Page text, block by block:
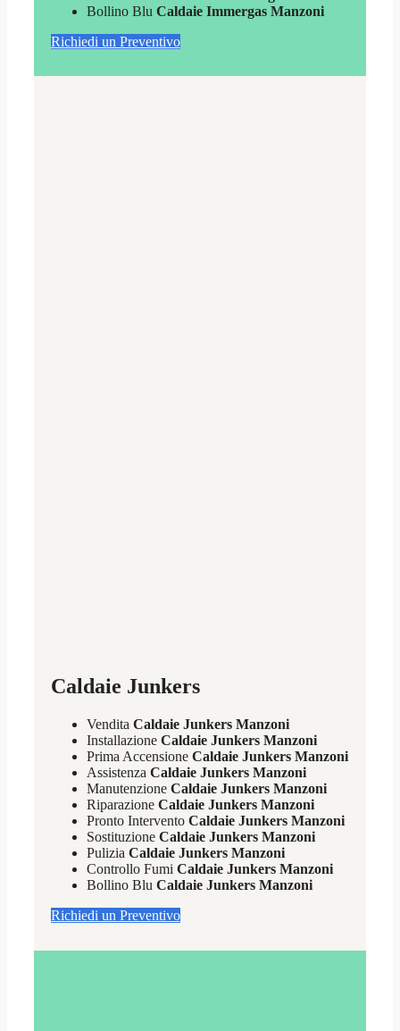
Bollino Blu Caldaie Immergas Manzoni
Richiedi un Preventivo
Caldaie Junkers
Vendita Caldaie Junkers Manzoni
Installazione Caldaie Junkers Manzoni
Prima Accensione Caldaie Junkers Manzoni
Assistenza Caldaie Junkers Manzoni
Manutenzione Caldaie Junkers Manzoni
Riparazione Caldaie Junkers Manzoni
Pronto Intervento Caldaie Junkers Manzoni
Sostituzione Caldaie Junkers Manzoni
Pulizia Caldaie Junkers Manzoni
Controllo Fumi Caldaie Junkers Manzoni
Bollino Blu Caldaie Junkers Manzoni
Richiedi un Preventivo